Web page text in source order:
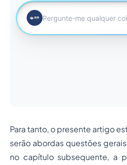
Para tanto, o presente artigo
serão abordas questões
no capítulo subsequente, a